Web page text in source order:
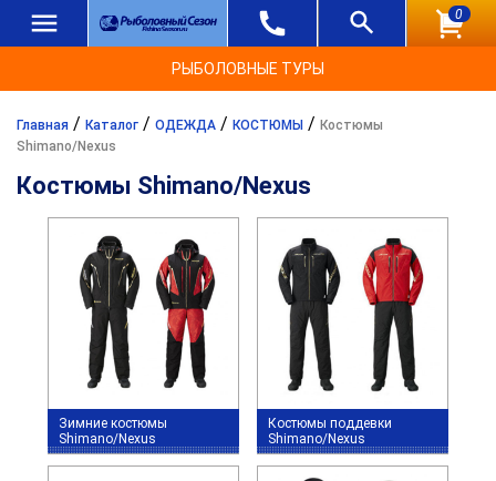
0
РЫБОЛОВНЫЕ ТУРЫ
Главная / Каталог / ОДЕЖДА / КОСТЮМЫ / Костюмы
Shimano/Nexus
Костюмы Shimano/Nexus
Зимние костюмы
Shimano/Nexus
Костюмы поддевки
Shimano/Nexus